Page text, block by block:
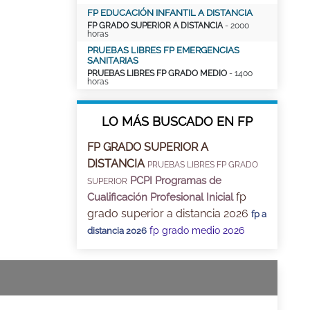
FP EDUCACIÓN INFANTIL A DISTANCIA
FP GRADO SUPERIOR A DISTANCIA- 2000
horas
PRUEBAS LIBRES FP EMERGENCIAS
SANITARIAS
PRUEBAS LIBRES FP GRADO MEDIO - 1400
horas
LO MÁS BUSCADO EN FP
FP GRADO SUPERIOR A
DISTANCIA PRUEBAS LIBRES FP GRADO
SUPERIOR PCPI Programas de
Cualificación Profesional Inicial fp
grado superior a distancia 2026 fp a
distancia 2026 fp grado medio 2026